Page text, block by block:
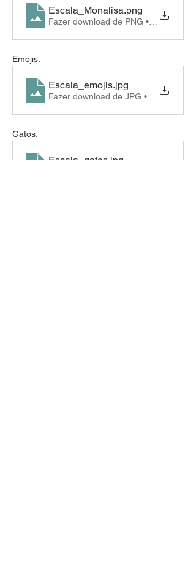
Escala_Monalisa.png
Fazer download de PNG • 1.37MB
Emojis:
Escala_emojis.jpg
Fazer download de JPG • 205KB
Gatos:
Escala_gatos .jpg